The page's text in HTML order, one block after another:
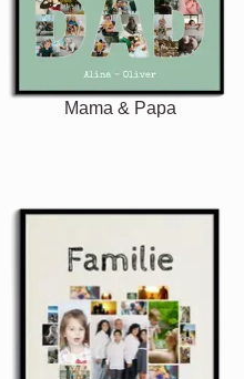
Mama & Papa